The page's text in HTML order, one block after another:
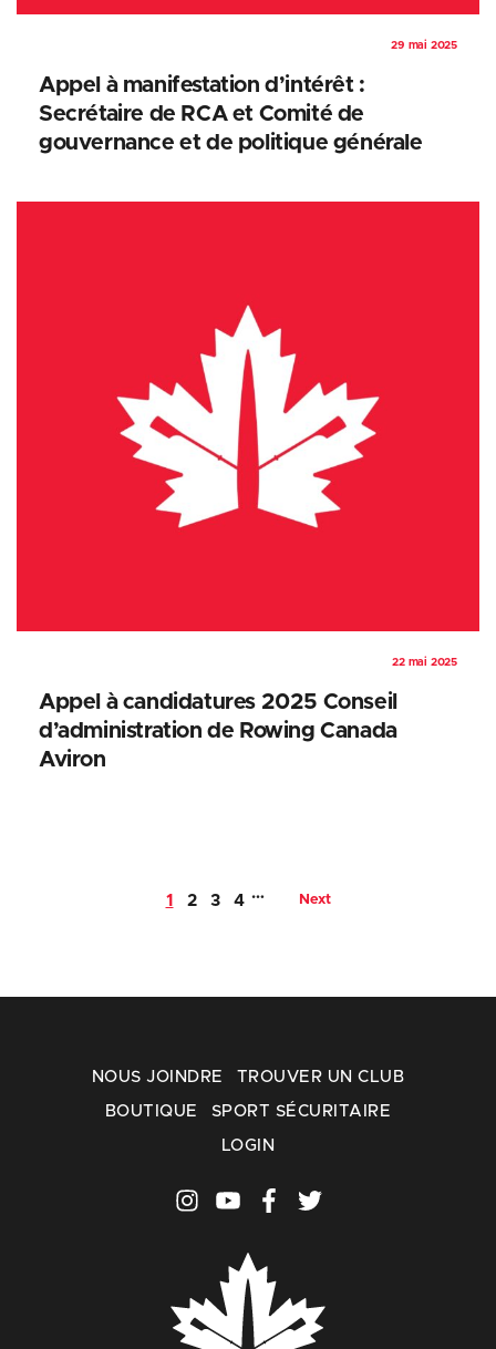
29 mai 2025
Appel à manifestation d’intérêt :
Secrétaire de RCA et Comité de
gouvernance et de politique générale
22 mai 2025
Appel à candidatures 2025 Conseil
d’administration de Rowing Canada
Aviron
1 2 3 4 … Next
NOUS JOINDRE TROUVER UN CLUB
BOUTIQUE SPORT SÉCURITAIRE
LOGIN